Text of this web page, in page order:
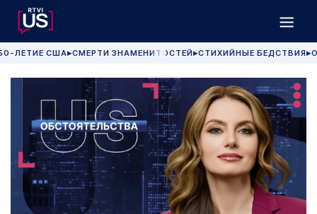
ЛЕТИЕ США▶СМЕРТИ ЗНАМЕНИТОСТЕЙ▶СТИХИЙНЫЕ БЕДСТВИЯ▶